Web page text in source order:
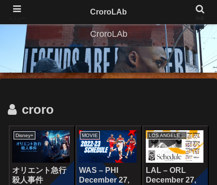
CroroLAb
croro
Disney+
オリエント急行
殺人事件
MOVIE
WAS – PHI
December 27,
LOS ANGELES LAKERS
LAL – ORL
December 27,
CroroLAb